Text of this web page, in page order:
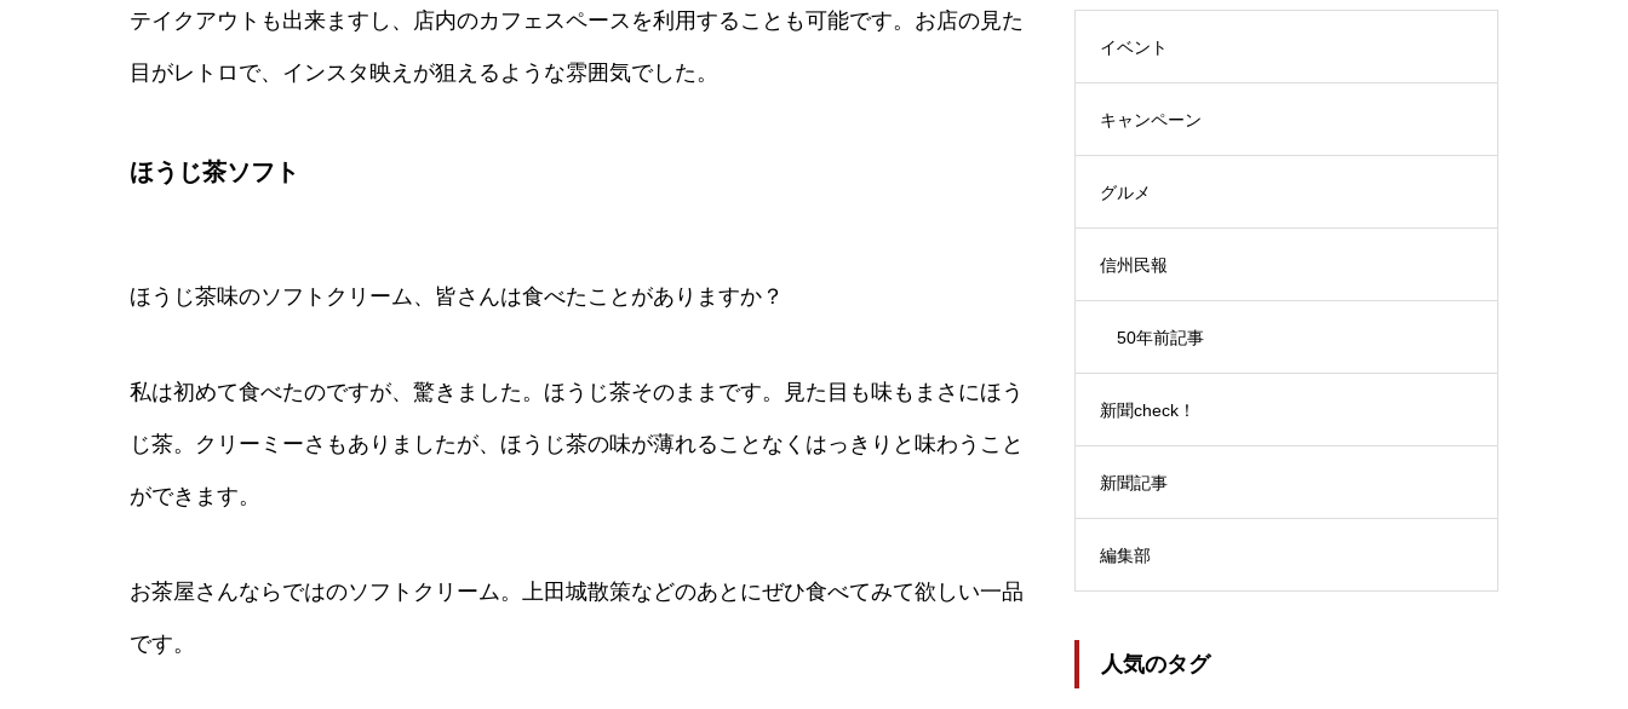
テイクアウトも出来ますし、店内のカフェスペースを利用することも可能です。お店の見た
目がレトロで、インスタ映えが狙えるような雰囲気でした。
ほうじ茶ソフト
ほうじ茶味のソフトクリーム、皆さんは食べたことがありますか？
私は初めて食べたのですが、驚きました。ほうじ茶そのままです。見た目も味もまさにほう
じ茶。クリーミーさもありましたが、ほうじ茶の味が薄れることなくはっきりと味わうこと
ができます。
お茶屋さんならではのソフトクリーム。上田城散策などのあとにぜひ食べてみて欲しい一品
です。
イベント
キャンペーン
グルメ
信州民報
50年前記事
新聞check！
新聞記事
編集部
人気のタグ